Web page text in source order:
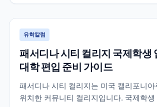
유학칼럼
패서디나 시티 컬리지 국제학생
대학 편입 준비 가이드
패서디나 시티 컬리지는 미국 캘리포니아
위치한 커뮤니티 컬리지입니다. 국제학